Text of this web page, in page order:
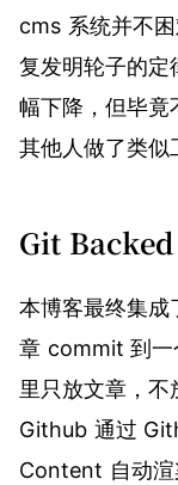
cms 系统并不
复发明轮子的定
幅下降，但毕竟
其他人做了类似
Git
本博客最终集
章 commit 到
里只放文章，不
Github 通过
Content 自动